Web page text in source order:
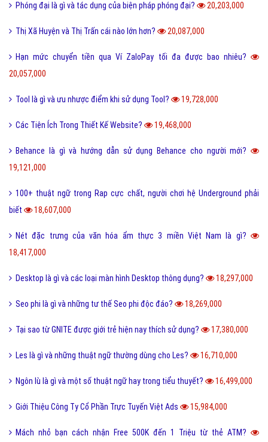
Phóng đại là gì và tác dụng của biện pháp phóng đại? 20,203,000
Thị Xã Huyện và Thị Trấn cái nào lớn hơn? 20,087,000
Hạn mức chuyển tiền qua Ví ZaloPay tối đa được bao nhiêu?
20,057,000
Tool là gì và ưu nhược điểm khi sử dụng Tool? 19,728,000
Các Tiện Ích Trong Thiết Kế Website? 19,468,000
Behance là gì và hướng dẫn sử dụng Behance cho người mới?
19,121,000
100+ thuật ngữ trong Rap cực chất, người chơi hệ Underground phải
biết
18,607,000
Nét đặc trưng của văn hóa ẩm thực 3 miền Việt Nam là gì?
18,417,000
Desktop là gì và các loại màn hình Desktop thông dụng? 18,297,000
Seo phi là gì và những tư thế Seo phi độc đáo? 18,269,000
Tại sao từ GNITE được giới trẻ hiện nay thích sử dụng? 17,380,000
Les là gì và những thuật ngữ thường dùng cho Les? 16,710,000
Ngôn lù là gì và một số thuật ngữ hay trong tiểu thuyết? 16,499,000
Giới Thiệu Công Ty Cổ Phần Trực Tuyến Việt Ads 15,984,000
Mách nhỏ bạn cách nhận Free 500K đến 1 Triệu từ thẻ ATM?